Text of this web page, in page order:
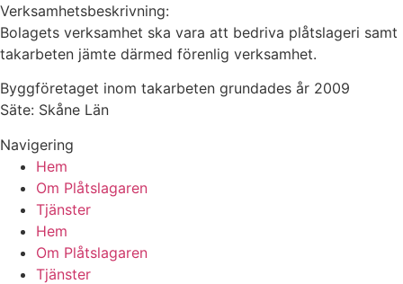
Verksamhetsbeskrivning:
Bolagets verksamhet ska vara att bedriva plåtslageri samt
takarbeten jämte därmed förenlig verksamhet.
Byggföretaget inom takarbeten grundades år 2009
Säte: Skåne Län
Navigering
Hem
Om Plåtslagaren
Tjänster
Hem
Om Plåtslagaren
Tjänster